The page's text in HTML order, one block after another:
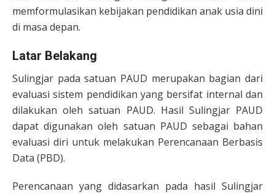
memformulasikan kebijakan pendidikan anak usia dini
di masa depan.
Latar Belakang
Sulingjar pada satuan PAUD merupakan bagian dari
evaluasi sistem pendidikan yang bersifat internal dan
dilakukan oleh satuan PAUD. Hasil Sulingjar PAUD
dapat digunakan oleh satuan PAUD sebagai bahan
evaluasi diri untuk melakukan Perencanaan Berbasis
Data (PBD).
Perencanaan yang didasarkan pada hasil Sulingjar